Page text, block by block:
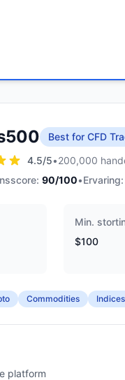
Best for CFD
4.5/5•200,000
90/100•Ervaring:
Min.
$100
Commodities Indices
platform